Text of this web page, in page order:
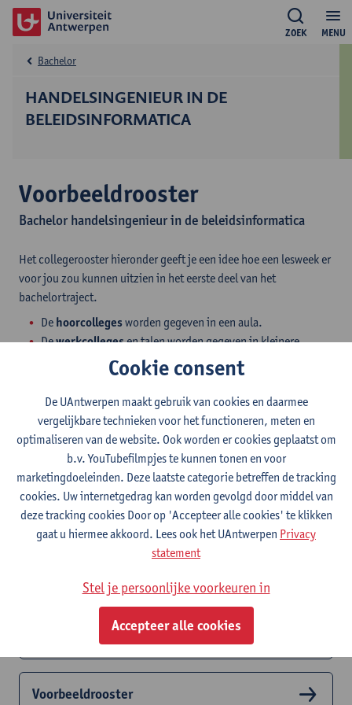
MENU
ZOEK
HANDELSINGENIEUR IN DE
BELEIDSINFORMATICA
Bachelor
Voorbeeldrooster
Bachelor handelsingenieur in de beleidsinformatica
Het collegerooster hieronder geeft je een idee hoe een lesweek er
voor jou zou kunnen uitzien in het eerste deel van het
bachelortraject.
De hoorcollegesworden gegeven in een aula.
Dewerkcollegesen talen worden gegeven in kleinere
uiteindelijke lesrooster kan er dus iets anders uitzien.
Op deze website vind je een volledig voorbeeldrooster voor
heteerste deel,tweede deelenderde deel van de bachelor
handelsingenieur in de beleidsinformatica. In onderstaande
brochure vind je een visuele variant.
Voorbeeldrooster
Voorbeeldrooster
Voorbeeldrooster
Cookie consent
De UAntwerpen maakt gebruik van cookies en daarmee
vergelijkbare technieken voor het functioneren, meten en
optimaliseren van de website. Ook worden er cookies geplaatst om
b.v. YouTubefilmpjes te kunnen tonen en voor
marketingdoeleinden. Deze laatste categorie betreffen de tracking
cookies. Uw internetgedrag kan worden gevolgd door middel van
deze tracking cookies Door op 'Accepteer alle cookies' te klikken
gaat u hiermee akkoord. Lees ook het UAntwerpen Privacy
statement
Stel je persoonlijke voorkeuren in
Accepteer alle cookies